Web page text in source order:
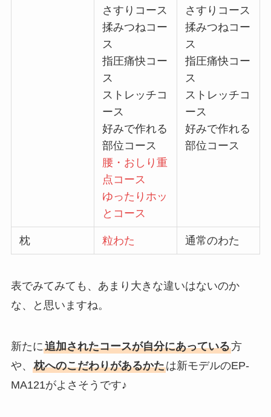
さすりコース
揉みつねコー
ス
指圧痛快コー
ス
ストレッチコ
ース
好みで作れる
部位コース
腰・おしり重
点コース
ゆったりホッ
とコース
さすりコース
揉みつねコー
ス
指圧痛快コー
ス
ストレッチコ
ース
好みで作れる
部位コース
枕 粒わた 通常のわた
表でみてみても、あまり大きな違いはないのか
な、と思いますね。
新たに追加されたコースが自分にあっている方
や、 枕へのこだわりがあるかたは新モデルのEP-
MA121がよさそうです♪